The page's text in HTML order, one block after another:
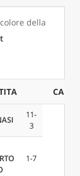
della
11-
3
1-7